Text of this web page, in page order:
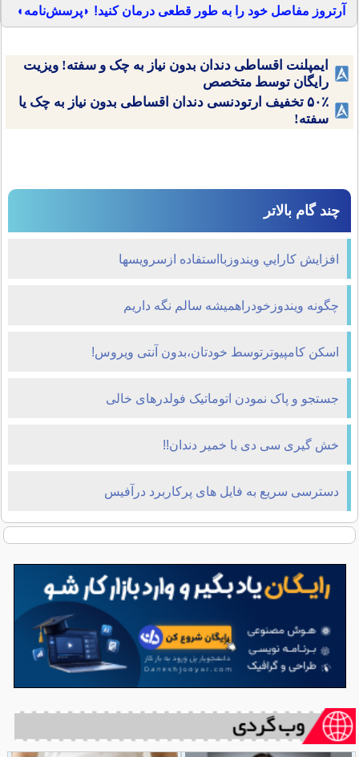
آرتروز مفاصل خود را به طور قطعی درمان کنید! ◗پرسش‌نامه◖
ایمپلنت اقساطی دندان بدون نیاز به چک و سفته! ویزیت
رایگان توسط متخصص
۵۰٪ تخفیف ارتودنسی دندان اقساطی بدون نیاز به چک یا
سفته!
چند گام بالاتر
افزايش كارايي ويندوزبااستفاده ازسرويسها
چگونه ویندوزخودراهمیشه سالم نگه داریم
اسکن کامپیوترتوسط خودتان،بدون آنتی ویروس!
جستجو و پاک نمودن اتوماتیک فولدرهای خالی
خش گیری سی دی با خمیر دندان!!
دسترسی سریع به فایل های پرکاربرد درآفیس